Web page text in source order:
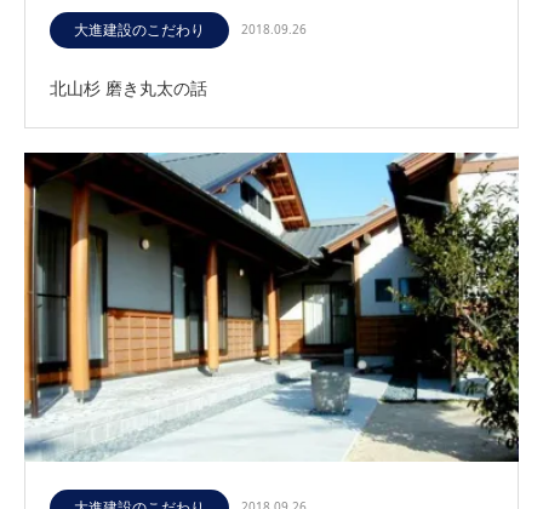
大進建設のこだわり 2018.09.26
北山杉 磨き丸太の話